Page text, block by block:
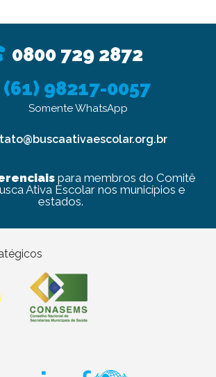
0800 729 2872
(61) 98217-0057
Somente WhatsApp
para membros do Comitê
Ativa Escolar nos municípios e
estados.